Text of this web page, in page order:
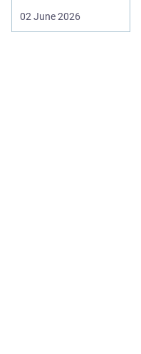
02 June 2026